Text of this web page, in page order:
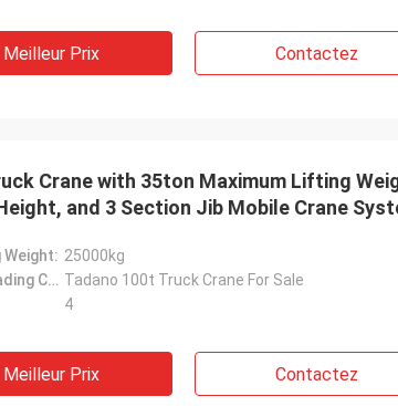
Meilleur Prix Contactez
Crane with 35ton Maximum Lifting
and 3 Section Jib Mobile Crane
Weight: 25000kg
Rated Loading Capacity: Tadano 100t Truck Crane For Sale
4
Meilleur Prix Contactez